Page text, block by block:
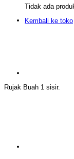
Tidak ada
Kembali ke toko
Rujak Buah 1 sisir.